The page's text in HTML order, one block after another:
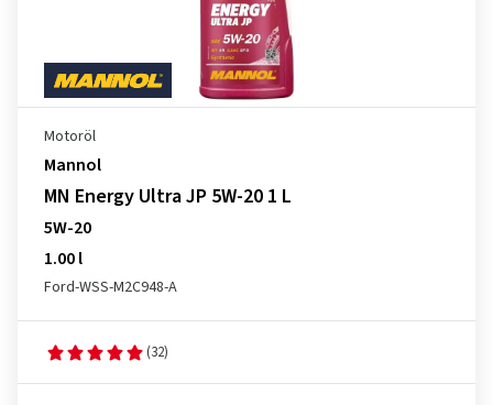
Motoröl
Mannol
MN Energy Ultra JP 5W-20 1 L
5W-20
1.00 l
Ford-WSS-M2C948-A
(32)